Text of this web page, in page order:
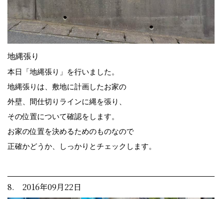
地縄張り
本日「地縄張り」を行いました。
地縄張りは、敷地に計画したお家の
外壁、間仕切りラインに縄を張り、
その位置について確認をします。
お家の位置を決めるためのものなので
正確かどうか、しっかりとチェックします。
8. 2016年09月22日